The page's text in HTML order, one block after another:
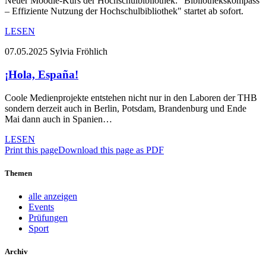
– Effiziente Nutzung der Hochschulbibliothek" startet ab sofort.
LESEN
07.05.2025 Sylvia Fröhlich
¡Hola, España!
Coole Medienprojekte entstehen nicht nur in den Laboren der THB
sondern derzeit auch in Berlin, Potsdam, Brandenburg und Ende
Mai dann auch in Spanien…
LESEN
Print this pageDownload this page as PDF
Themen
alle anzeigen
Events
Prüfungen
Sport
Archiv